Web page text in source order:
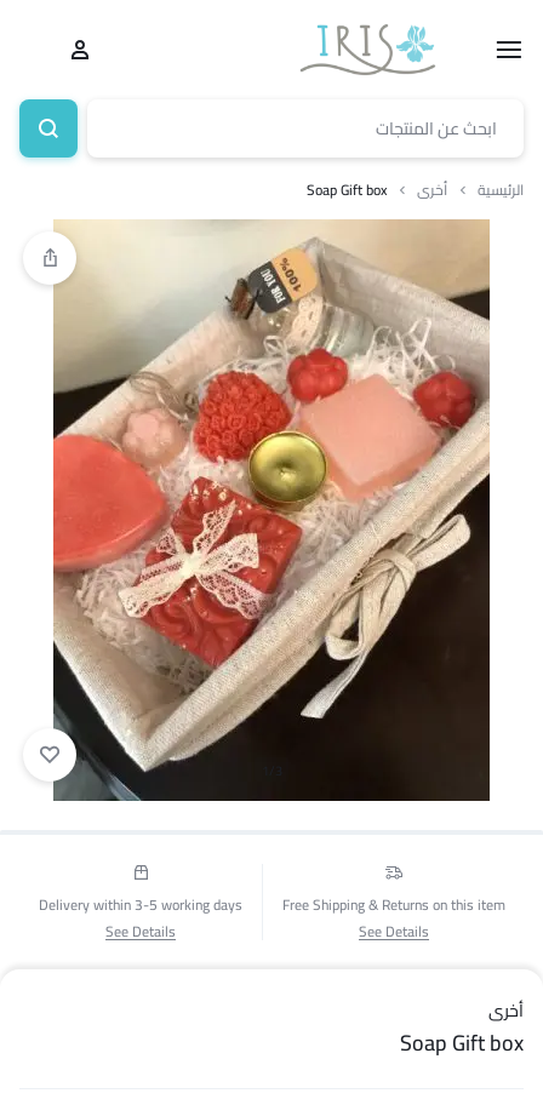
الرئيسية أخرى Soap Gift box
Free Shipping & Returns on this item
See Details
Delivery within 3-5 working days
See Details
أخرى
Soap Gift box